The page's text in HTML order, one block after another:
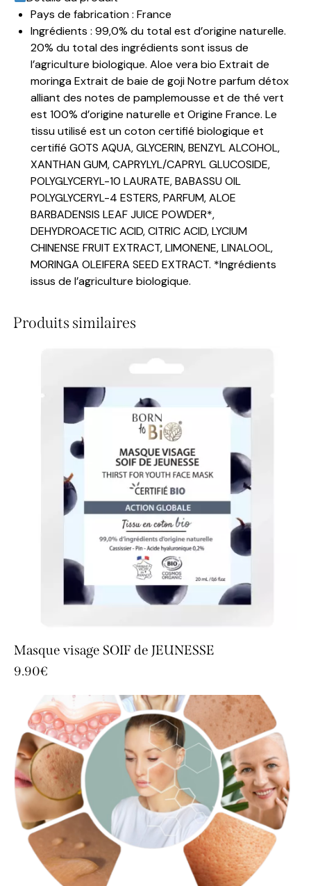
Pays de fabrication: France
Ingrédients : 99,0% du total est d’origine naturelle.
20% du total des ingrédients sont issus de
l’agriculture biologique. Aloe vera bio Extrait de
moringa Extrait de baie de goji Notre parfum détox
alliant des notes de pamplemousse et de thé vert
est 100% d’origine naturelle et Origine France. Le
tissu utilisé est un coton certifié biologique et
certifié GOTS AQUA, GLYCERIN, BENZYL ALCOHOL,
XANTHAN GUM, CAPRYLYL/CAPRYL GLUCOSIDE,
POLYGLYCERYL-10 LAURATE, BABASSU OIL
POLYGLYCERYL-4 ESTERS, PARFUM, ALOE
BARBADENSIS LEAF JUICE POWDER*,
DEHYDROACETIC ACID, CITRIC ACID, LYCIUM
CHINENSE FRUIT EXTRACT, LIMONENE, LINALOOL,
MORINGA OLEIFERA SEED EXTRACT. *Ingrédients
issus de l’agriculture biologique.
Produits similaires
Masque visage SOIF de JEUNESSE
9.90€